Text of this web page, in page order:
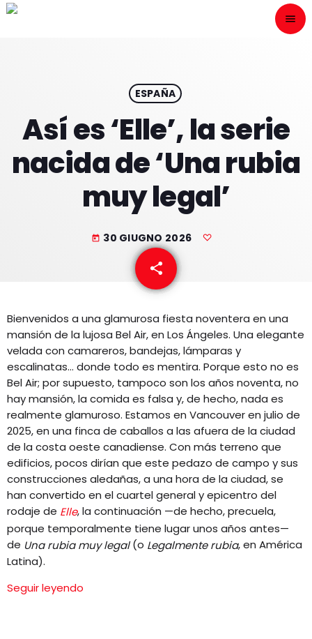
menu
play_arrow
NUESTRAS FRECUENCIAS
EQUIPO
NOTICIAS
CONTACTO
ESPAÑA
Así es ‘Elle’, la serie
nacida de ‘Una rubia
muy legal’
today 30 GIUGNO 2026
share
email
Bienvenidos a una glamurosa fiesta noventera en una
mansión de la lujosa Bel Air, en Los Ángeles. Una elegante
velada con camareros, bandejas, lámparas y
escalinatas… donde todo es mentira. Porque esto no es
Bel Air; por supuesto, tampoco son los años noventa, no
hay mansión, la comida es falsa y, de hecho, nada es
realmente glamuroso. Estamos en Vancouver en julio de
2025, en una finca de caballos a las afuera de la ciudad
de la costa oeste canadiense. Con más terreno que
edificios, pocos dirían que este pedazo de campo y sus
construcciones aledañas, a una hora de la ciudad, se
han convertido en el cuartel general y epicentro del
rodaje de Elle, la continuación —de hecho, precuela,
porque temporalmente tiene lugar unos años antes—
de Una rubia muy legal(o Legalmente rubia, en América
Latina).
Seguir leyendo